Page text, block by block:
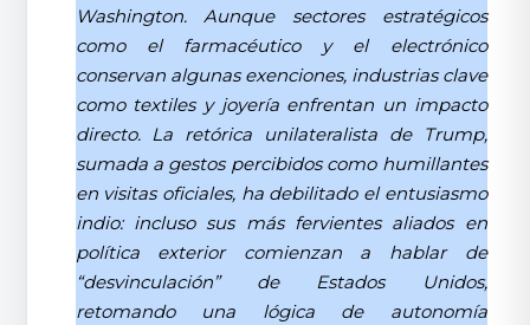
Washington. Aunque sectores estratégicos
como el farmacéutico y el electrónico
conservan algunas exenciones, industrias clave
como textiles y joyería enfrentan un impacto
directo. La retórica unilateralista de Trump,
sumada a gestos percibidos como humillantes
en visitas oficiales, ha debilitado el entusiasmo
indio: incluso sus más fervientes aliados en
política exterior comienzan a hablar de
“desvinculación” de Estados Unidos,
retomando una lógica de autonomía